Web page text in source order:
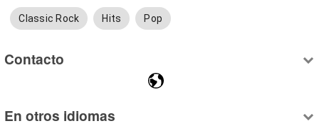
Classic Rock Hits Pop
Contacto
En otros idiomas